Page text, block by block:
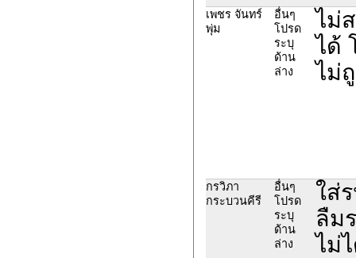
เพชร จันทร์
พุ่ม
อื่นๆ
โปรด
ระบุ
ด้าน
ล่าง
ไม่
ได้
ไม่
กรวิภา
กระบวนคีรี
อื่นๆ
โปรด
ระบุ
ด้าน
ล่าง
ใส่
ลืม
ไม่